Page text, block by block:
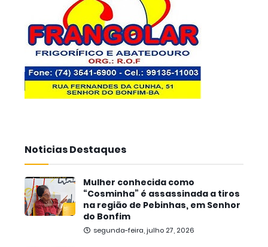
Noticias Destaques
Mulher conhecida como
“Cosminha” é assassinada a tiros
na região de Pebinhas, em Senhor
do Bonfim
segunda-feira, julho 27, 2026